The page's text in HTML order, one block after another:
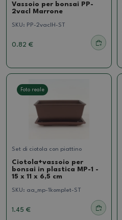
Vassoio per bonsai PP-
2vacl Marrone
SKU: PP-2vaclH-ST
0.82 €
Foto reale
Set di ciotola con piattino
Ciotola+vassoio per
bonsai in plastica MP-1 -
15 x 11 x 6,5 cm
SKU: aa_mp-1komplet-ST
1.45 €